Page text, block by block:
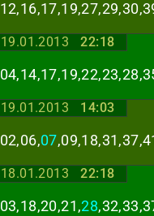
19.01.2013 22:18
19.01.2013 14:03
02,06,07
18.01.2013 22:18
03,18,20,21,28